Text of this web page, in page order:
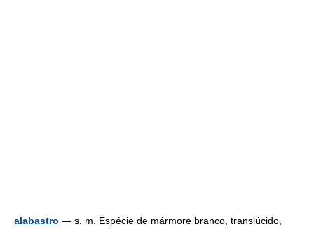
alabastro — s. m. Espécie de mármore branco, translúcido,